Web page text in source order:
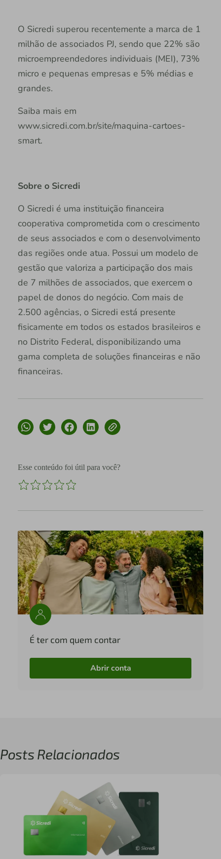
O Sicredi superou recentemente a marca de 1
milhão de associados PJ, sendo que 22% são
microempreendedores individuais (MEI), 73%
micro e pequenas empresas e 5% médias e
grandes.
Saiba mais em
www.sicredi.com.br/site/maquina-cartoes-
smart.
Sobre o Sicredi
O Sicredi é uma instituição financeira
cooperativa comprometida com o crescimento
de seus associados e com o desenvolvimento
das regiões onde atua. Possui um modelo de
gestão que valoriza a participação dos mais
de 7 milhões de associados, que exercem o
papel de donos do negócio. Com mais de
2.500 agências, o Sicredi está presente
fisicamente em todos os estados brasileiros e
no Distrito Federal, disponibilizando uma
gama completa de soluções financeiras e não
financeiras.
Esse conteúdo foi útil para você?
É ter com quem contar
Abrir conta
Posts Relacionados